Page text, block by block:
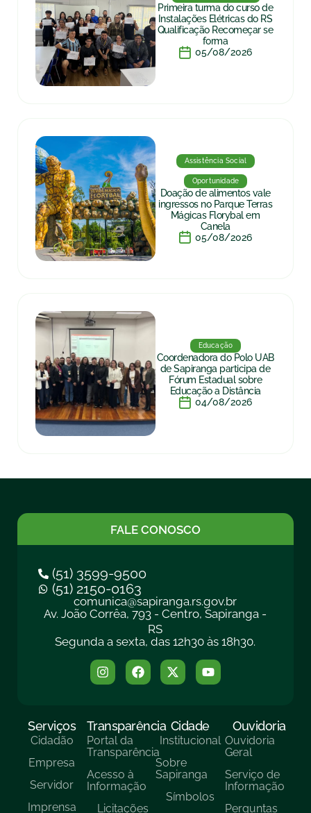
Primeira turma do curso de
Instalações Elétricas do RS
Qualificação Recomeçar se
forma
05/08/2026
Assistência Social
Oportunidade
Doação de alimentos vale
ingressos no Parque Terras
Mágicas Florybal em
Canela
05/08/2026
Educação
Coordenadora do Polo UAB
de Sapiranga participa de
Fórum Estadual sobre
Educação a Distância
04/08/2026
FALE CONOSCO
(51) 3599-9500
(51) 2150-0163
comunica@sapiranga.rs.gov.br
Av. João Corrêa, 793 - Centro, Sapiranga -
RS
Segunda a sexta, das 12h30 às 18h30.
Serviços
Cidadão
Empresa
Servidor
Imprensa
Transparência
Portal da
Transparência
Acesso à
Informação
Licitações
Cidade
Institucional
Sobre
Sapiranga
Símbolos
Ouvidoria
Ouvidoria
Geral
Serviço de
Informação
Perguntas